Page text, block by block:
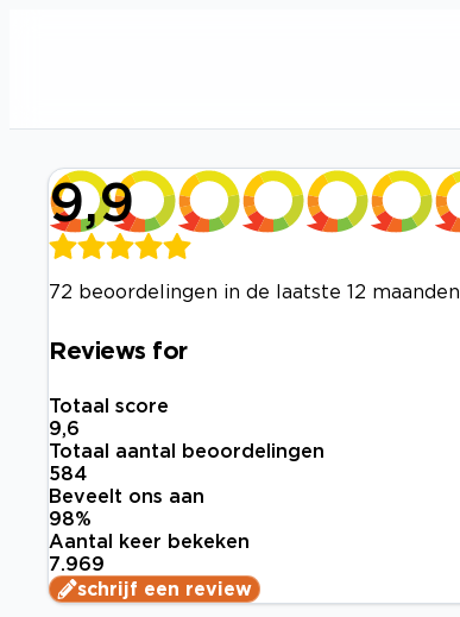
9,9
72 beoordelingen in de laatste 12 maanden
Reviews for
Totaal score
9,6
Totaal aantal beoordelingen
584
Beveelt ons aan
98%
Aantal keer bekeken
7.969
schrijf een review